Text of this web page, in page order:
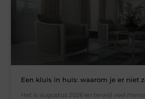
Een kluis in huis: waarom je er niet
Het is augustus 2026 en terwijl veel